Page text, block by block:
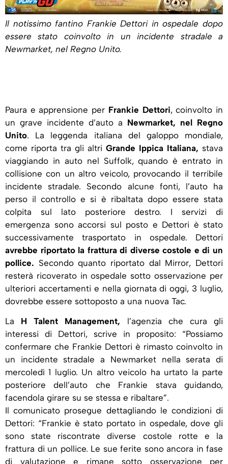
Il notissimo fantino Frankie Dettori in ospedale dopo
essere stato coinvolto in un incidente stradale a
Newmarket, nel Regno Unito.
Paura e apprensione per Frankie Dettori, coinvolto in
un grave incidente d’auto a Newmarket, nel Regno
Unito. La leggenda italiana del galoppo mondiale,
come riporta tra gli altri Grande Ippica Italiana, stava
viaggiando in auto nel Suffolk, quando è entrato in
collisione con un altro veicolo, provocando il terribile
incidente stradale. Secondo alcune fonti, l’auto ha
perso il controllo e si è ribaltata dopo essere stata
colpita sul lato posteriore destro. I servizi di
emergenza sono accorsi sul posto e Dettori è stato
successivamente trasportato in ospedale. Dettori
avrebbe riportato la frattura di diverse costole e di un
pollice. Secondo quanto riportato dal Mirror, Dettori
resterà ricoverato in ospedale sotto osservazione per
ulteriori accertamenti e nella giornata di oggi, 3 luglio,
dovrebbe essere sottoposto a una nuova Tac.
La H Talent Management, l’agenzia che cura gli
interessi di Dettori, scrive in proposito: “Possiamo
confermare che Frankie Dettori è rimasto coinvolto in
un incidente stradale a Newmarket nella serata di
mercoledì 1 luglio. Un altro veicolo ha urtato la parte
posteriore dell’auto che Frankie stava guidando,
facendola girare su se stessa e ribaltare”.
Il comunicato prosegue dettagliando le condizioni di
Dettori: “Frankie è stato portato in ospedale, dove gli
sono state riscontrate diverse costole rotte e la
frattura di un pollice. Le sue ferite sono ancora in fase
di valutazione e rimane sotto osservazione per